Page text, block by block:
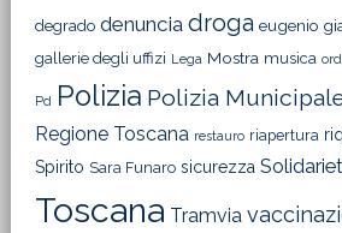
degrado denuncia droga eugenio
gallerie degli uffizi Lega Mostra musica
Pd Polizia Polizia
Regione Toscana restauro riapertura
Spirito Sara Funaro sicurezza
Toscana Tramvia